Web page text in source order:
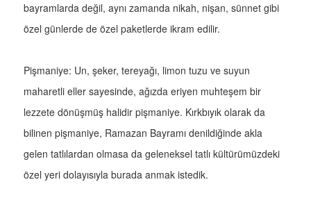
bayramlarda değil, aynı zamanda nikah, nişan, sünnet gibi
özel günlerde de özel paketlerde ikram edilir.
Pişmaniye: Un, şeker, tereyağı, limon tuzu ve suyun
maharetli eller sayesinde, ağızda eriyen muhteşem bir
lezzete dönüşmüş halidir pişmaniye. Kırkbıyık olarak da
bilinen pişmaniye, Ramazan Bayramı denildiğinde akla
gelen tatlılardan olmasa da geleneksel tatlı kültürümüzdeki
özel yeri dolayısıyla burada anmak istedik.